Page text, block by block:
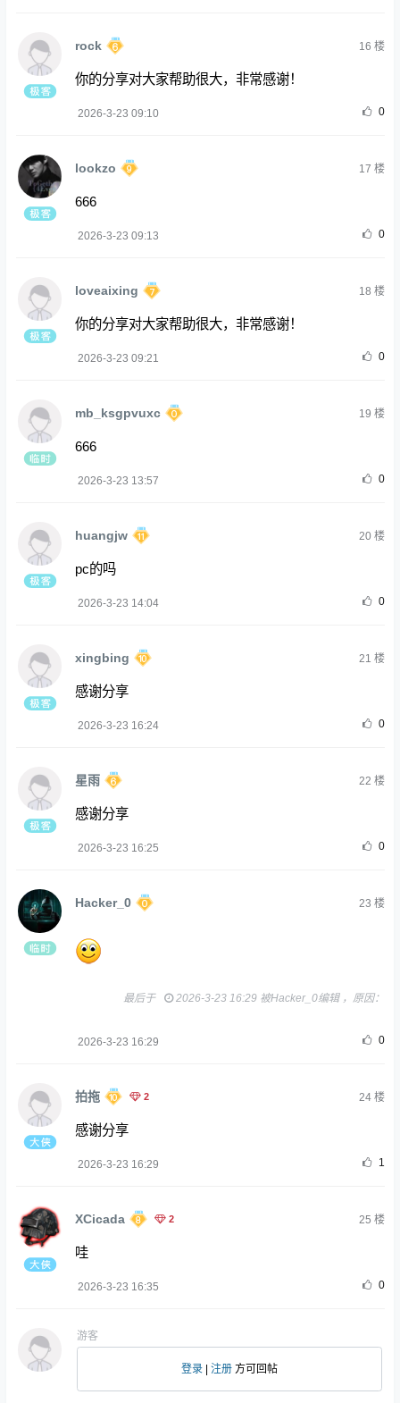
rock 16 楼
你的分享对大家帮助很大，非常感谢！
2026-3-23 09:10 0
lookzo 17 楼
666
2026-3-23 09:13 0
loveaixing 18 楼
你的分享对大家帮助很大，非常感谢！
2026-3-23 09:21 0
mb_ksgpvuxc 19 楼
666
2026-3-23 13:57 0
huangjw 20楼
pc的吗
2026-3-23 14:04 0
xingbing 21 楼
感谢分享
2026-3-23 16:24 0
星雨 22 楼
感谢分享
2026-3-23 16:25 0
Hacker_0 23 楼
最后于 2026-3-23 16:29 被Hacker_0编辑 ，原因：
2026-3-23 16:29 0
拍拖 2 24楼
感谢分享
2026-3-23 16:29 1
XCicada 2 25 楼
哇
2026-3-23 16:35 0
游客
登录 注册 方可回帖